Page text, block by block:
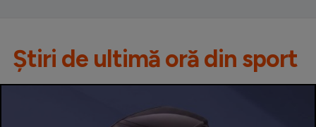
Știri de ultimă oră din sport